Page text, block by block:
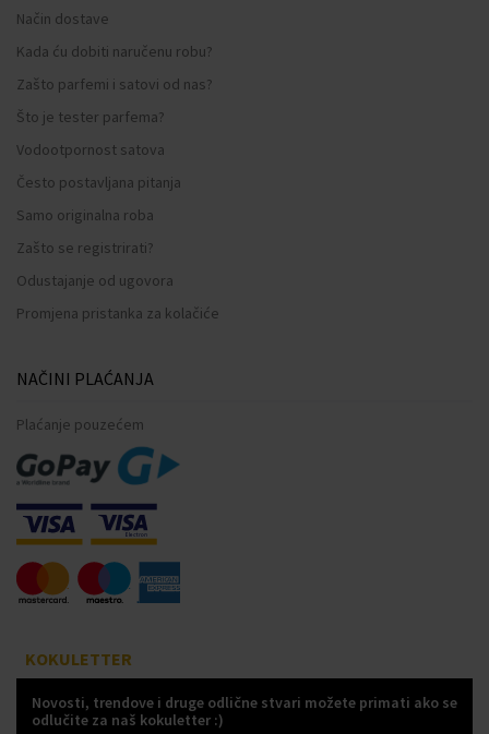
Način dostave
Kada ću dobiti naručenu robu?
Zašto parfemi i satovi od nas?
Što je tester parfema?
Vodootpornost satova
Često postavljana pitanja
Samo originalna roba
Zašto se registrirati?
Odustajanje od ugovora
Promjena pristanka za kolačiće
NAČINI PLAĆANJA
Plaćanje pouzećem
KOKULETTER
Novosti, trendove i druge odlične stvari možete primati ako se
odlučite za naš kokuletter :)